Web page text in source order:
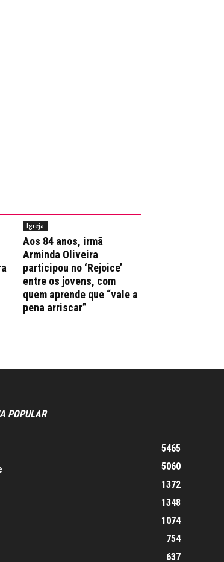
Igreja
Aos 84 anos, irmã
Arminda Oliveira
participou no ‘Rejoice’
entre os jovens, com
quem aprende que “vale a
pena arriscar”
POPULAR
5465
5060
1372
1348
1074
754
637